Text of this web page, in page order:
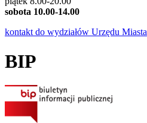
sobota 10.00-14.00
kontakt do wydziałów Urzędu Miasta
BIP